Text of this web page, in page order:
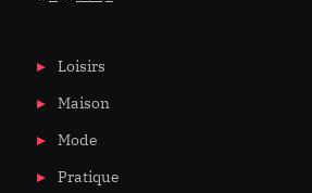
Loisirs
Maison
Mode
Pratique